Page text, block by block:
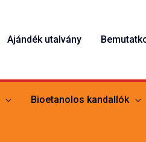
Ajándék utalvány
Bioetanolos kandallók